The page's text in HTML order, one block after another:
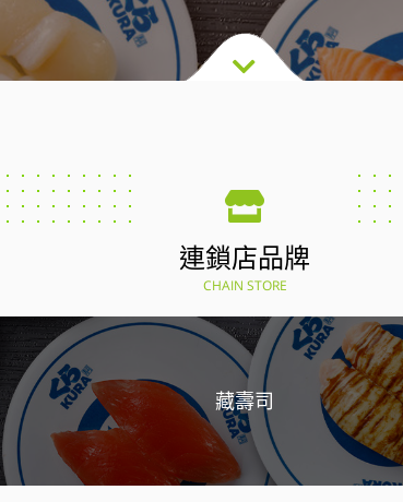
連鎖店品牌
CHAIN STORE
藏壽司